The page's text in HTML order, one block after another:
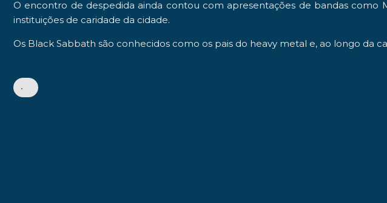
O encontro de despedida ainda contou com apresentações de bandas como
instituições de caridade da cidade.
Os Black Sabbath são conhecidos como os pais do heavy metal e, ao longo da
•